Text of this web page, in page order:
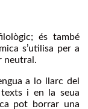
és també
s’utilisa per a
neutral.
a lo llarc del
i en la seua
pot borrar una